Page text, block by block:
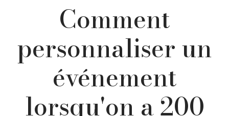
Comment
personnaliser un
événement
lorsqu'on a 200